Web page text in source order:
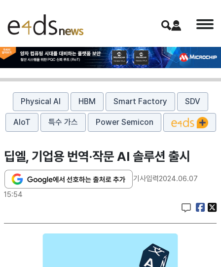
Physical AI HBM Smart Factory SDV
AIoT 특수 가스 Power Semicon
딥엘, 기업용 번역·작문 AI 솔루션 출시
기사입력2024.06.07
15:54